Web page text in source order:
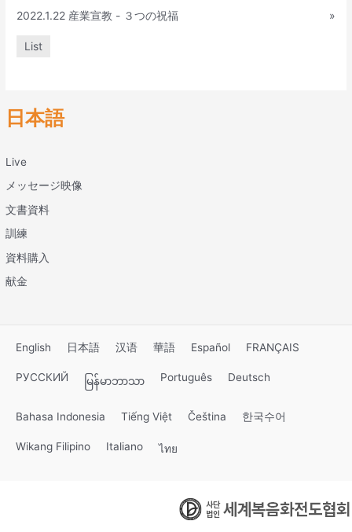
日本語
Live
メッセージ映像
文書資料
訓練
資料購入
献金
2022.1.22 産業宣教 - ３つの祝福
»
List
English 日本語 汉语 華語 Español FRANÇAIS
РУССКИЙ မြန်မာဘာသာ Português Deutsch
Bahasa Indonesia Tiếng Việt Čeština 한국수어
Wikang Filipino Italiano ไทย